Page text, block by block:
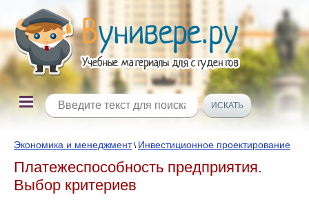
Экономика и менеджмент\ Инвестиционное проектирование
Платежеспособность предприятия.
Выбор критериев